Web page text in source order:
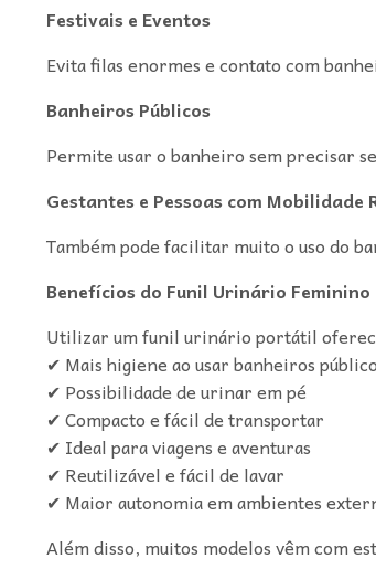
Festivais e Eventos
Evita filas enormes e contato com
Banheiros Públicos
Permite usar o banheiro sem precisar
Gestantes e Pessoas com Mobilidade
Também pode facilitar muito o uso do
Benefícios do Funil Urinário Feminino
Utilizar um funil urinário portátil
✔ Mais higiene ao usar banheiros
✔ Possibilidade de urinar em pé
✔ Compacto e fácil de transportar
✔ Ideal para viagens e aventuras
✔ Reutilizável e fácil de lavar
✔ Maior autonomia em ambientes
Além disso, muitos modelos vêm com